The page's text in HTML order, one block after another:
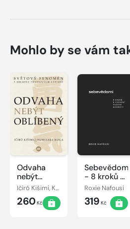
Mohlo by se vám
Odvaha
nebýt
oblíbený
Ičiró Kišimi, Koga Fumitake
260Kč
Sebevědomí
- 8 kroků k
poznání
vlastní
hodnoty
Roxie Nafousi
319 Kč